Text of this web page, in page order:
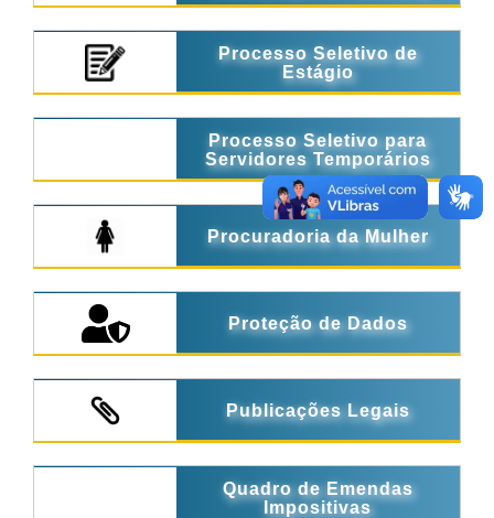
Processo Seletivo de
Estágio
Processo Seletivo para
Servidores Temporários
Procuradoria da Mulher
Proteção de Dados
Publicações Legais
Quadro de Emendas
Impositivas